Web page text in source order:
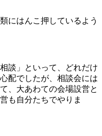
にはんこ押しているよう
談」といって、どれだけ
配でしたが、相談会には
、大あわての会場設営と
も自分たちでやりま